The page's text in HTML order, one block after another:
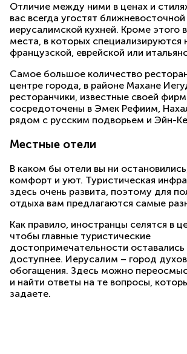
Отличие между ними в ценах и
вас всегда угостят ближневосточной
иерусалимской кухней. Кроме этого
места, в которых специализируются
французской, еврейской или
Самое большое количество
центре города, в районе Махане
ресторанчики, известные своей
сосредоточены в Эмек Рефиим,
рядом с русским подворьем и Эйн-
Местные отели
В каком бы отели вы ни
комфорт и уют. Туристическая
здесь очень развита, поэтому для
отдыха вам предлагаются самые
Как правило, иностранцы селятся в
чтобы главные туристические
достопримечательности
доступнее. Иерусалим – город
обогащения. Здесь можно
и найти ответы на те вопросы,
задаете.